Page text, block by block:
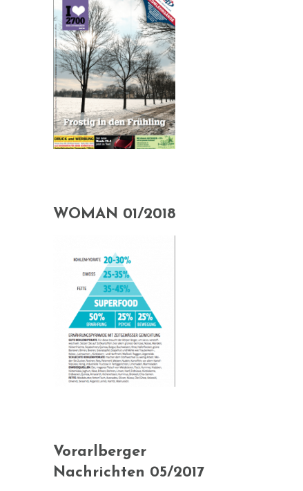
WOMAN 01/2018
Vorarlberger
Nachrichten 05/2017